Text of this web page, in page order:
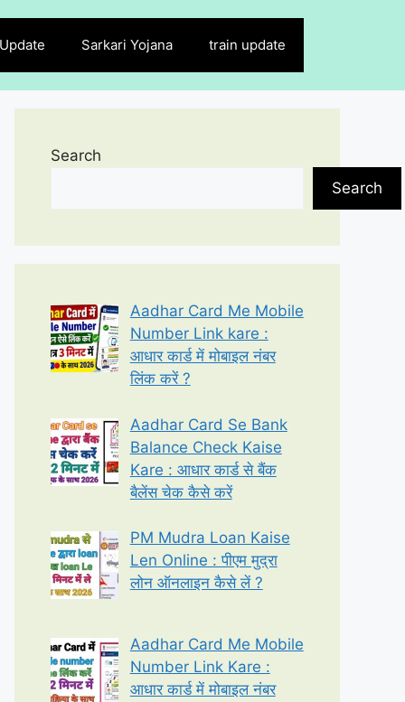
Sarkari Yojana train update
Search
Search
Aadhar Card Me Mobile
Number Link kare :
आधार कार्ड में मोबाइल नंबर
लिंक करें ?
Aadhar Card Se Bank
Balance Check Kaise
Kare : आधार कार्ड से बैंक
बैलेंस चेक कैसे करें
PM Mudra Loan Kaise
Len Online : पीएम मुद्रा
लोन ऑनलाइन कैसे लें ?
Aadhar Card Me Mobile
Number Link Kare :
आधार कार्ड में मोबाइल नंबर